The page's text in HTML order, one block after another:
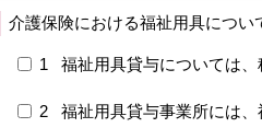
介護保険における福祉用具につい
1 福祉用具貸与については
2 福祉用具貸与事業所には、